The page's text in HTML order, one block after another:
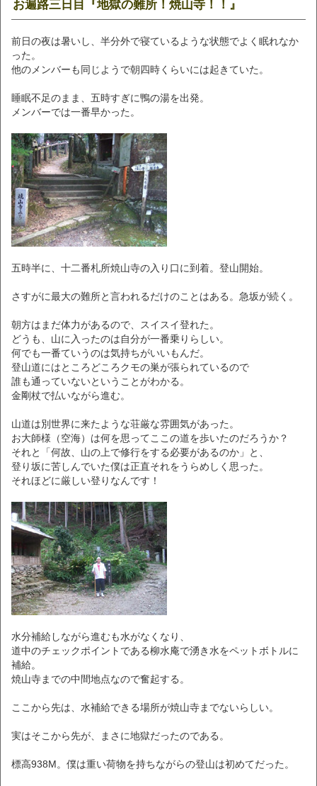
お遍路三日目『地獄の難所！焼山寺！！』
前日の夜は暑いし、半分外で寝ているような状態でよく眠れなか
った。
他のメンバーも同じようで朝四時くらいには起きていた。
睡眠不足のまま、五時すぎに鴨の湯を出発。
メンバーでは一番早かった。
五時半に、十二番札所焼山寺の入り口に到着。登山開始。
さすがに最大の難所と言われるだけのことはある。急坂が続く。
朝方はまだ体力があるので、スイスイ登れた。
どうも、山に入ったのは自分が一番乗りらしい。
何でも一番ていうのは気持ちがいいもんだ。
登山道にはところどころクモの巣が張られているので
誰も通っていないということがわかる。
金剛杖で払いながら進む。
山道は別世界に来たような荘厳な雰囲気があった。
お大師様（空海）は何を思ってここの道を歩いたのだろうか？
それと「何故、山の上で修行をする必要があるのか」と、
登り坂に苦しんでいた僕は正直それをうらめしく思った。
それほどに厳しい登りなんです！
水分補給しながら進むも水がなくなり、
道中のチェックポイントである柳水庵で湧き水をペットボトルに
補給。
焼山寺までの中間地点なので奮起する。
ここから先は、水補給できる場所が焼山寺までないらしい。
実はそこから先が、まさに地獄だったのである。
標高938M。僕は重い荷物を持ちながらの登山は初めてだった。